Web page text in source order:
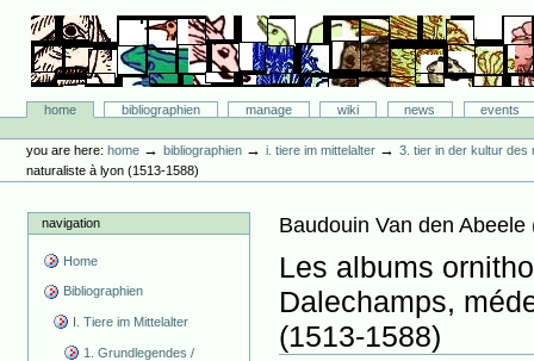
content.
navigation
Bibliographie-Portal
Sectionshome bibliographien manage wiki news
events
tools
you are here: home →bibliographien →i. tiere im mittelalter →3. tier in der kultur des
naturaliste à lyon (1513-1588)
navigation
Home
Bibliographien
I. Tiere im Mittelalter
1. Grundlegendes /
Baudouin Van den Abeele
Les albums
Dalechamps,
(1513-1588)